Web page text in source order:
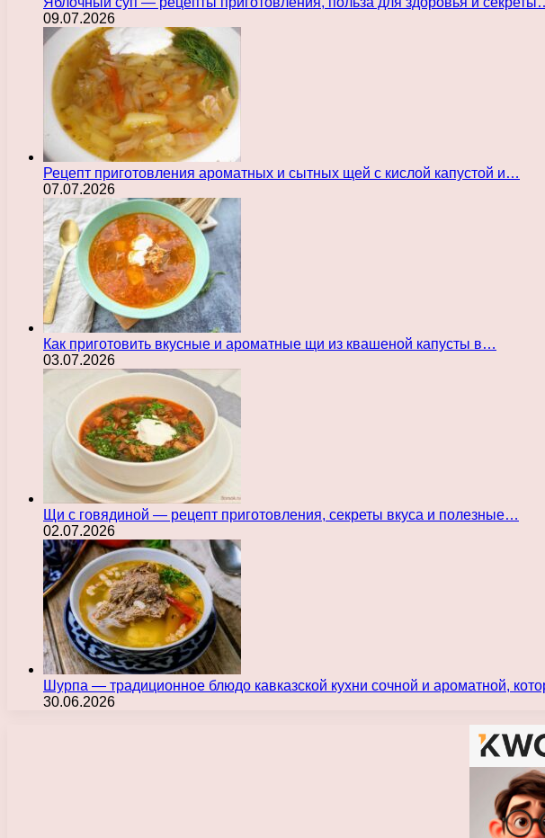
09.07.2026
Рецепт приготовления ароматных и сытных щей с кислой капустой и…
07.07.2026
Как приготовить вкусные и ароматные щи из квашеной капусты в…
03.07.2026
Щи с говядиной — рецепт приготовления, секреты вкуса и полезные…
02.07.2026
Шурпа — традиционное блюдо кавказской кухни сочной и ароматной,
30.06.2026